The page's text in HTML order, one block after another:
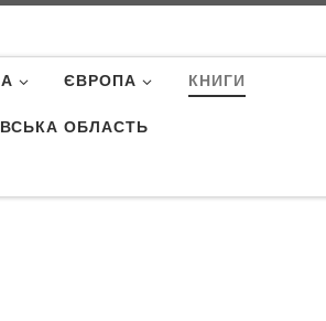
ЄВРОПА КНИГИ
ОБЛАСТЬ